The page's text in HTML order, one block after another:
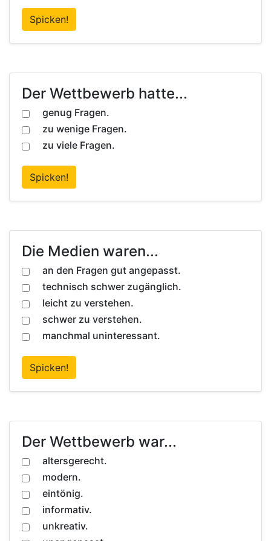
Spicken!
Der Wettbewerb hatte...
genug Fragen.
zu wenige Fragen.
zu viele Fragen.
Spicken!
Die Medien waren...
an den Fragen gut angepasst.
technisch schwer zugänglich.
leicht zu verstehen.
schwer zu verstehen.
manchmal uninteressant.
Spicken!
Der Wettbewerb war...
altersgerecht.
modern.
eintönig.
informativ.
unkreativ.